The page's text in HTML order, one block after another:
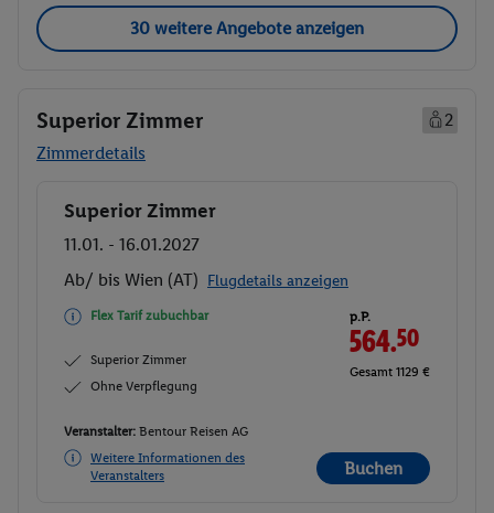
30 weitere Angebote anzeigen
Superior Zimmer
2
Zimmerdetails
Buchen
Superior Zimmer
11.01. - 16.01.2027
Ab/ bis Wien (AT) Flugdetails anzeigen
Flex Tarif zubuchbar
Superior Zimmer
Ohne Verpflegung
p.P.
564.50
Gesamt 1129 €
Veranstalter: Bentour Reisen AG
Weitere Informationen des
Veranstalters
Buchen